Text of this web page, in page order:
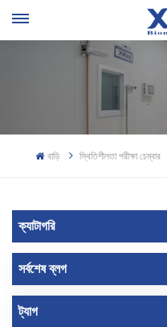
বাড়ি স্থিতিশীলতা পরীক্ষা চেম্বার
ক্যাটাগরি
সর্বশেষ ব্লগ
ট্যাগ